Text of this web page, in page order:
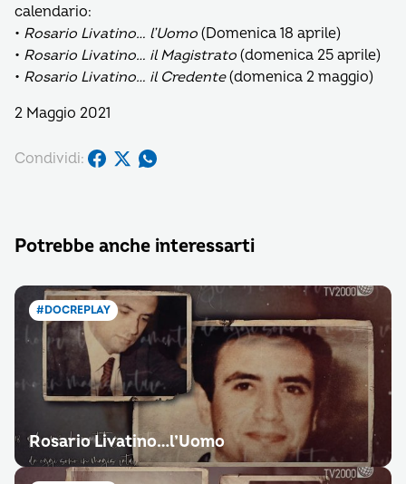
calendario:
• Rosario Livatino… l’Uomo (Domenica 18 aprile)
• Rosario Livatino… il Magistrato (domenica 25 aprile)
• Rosario Livatino… il Credente(domenica 2 maggio)
2 Maggio 2021
Condividi:
Potrebbe anche interessarti
#DOCREPLAY
Rosario Livatino…l’Uomo